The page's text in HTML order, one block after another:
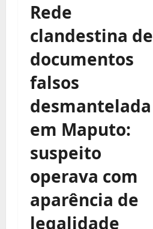
Rede
clandestina de
documentos
falsos
desmantelada
em Maputo:
suspeito
operava com
aparência de
legalidade